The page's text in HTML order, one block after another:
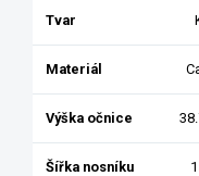
Tvar
Materiál
Výška očnice
Šířka nosníku